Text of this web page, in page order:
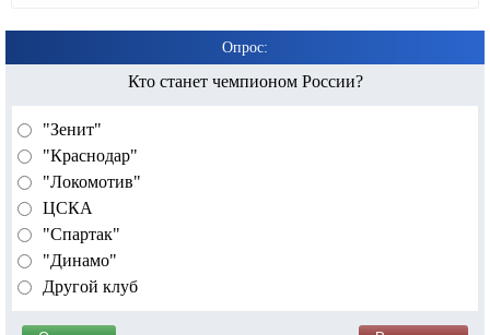
Опрос:
Кто станет чемпионом России?
"Зенит"
"Краснодар"
"Локомотив"
ЦСКА
"Спартак"
"Динамо"
Другой клуб